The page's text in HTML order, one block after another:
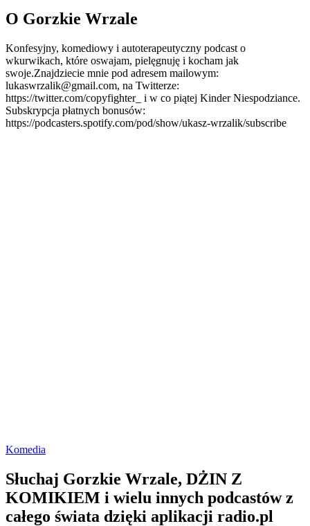
O Gorzkie Wrzale
Konfesyjny, komediowy i autoterapeutyczny podcast o
wkurwikach, które oswajam, pielęgnuję i kocham jak
swoje.Znajdziecie mnie pod adresem mailowym:
lukaswrzalik@gmail.com, na Twitterze:
https://twitter.com/copyfighter_ i w co piątej Kinder Niespodziance.
Subskrypcja płatnych bonusów:
https://podcasters.spotify.com/pod/show/ukasz-wrzalik/subscribe
Komedia
Słuchaj Gorzkie Wrzale, DŻIN Z
KOMIKIEM i wielu innych podcastów z
całego świata dzięki aplikacji radio.pl